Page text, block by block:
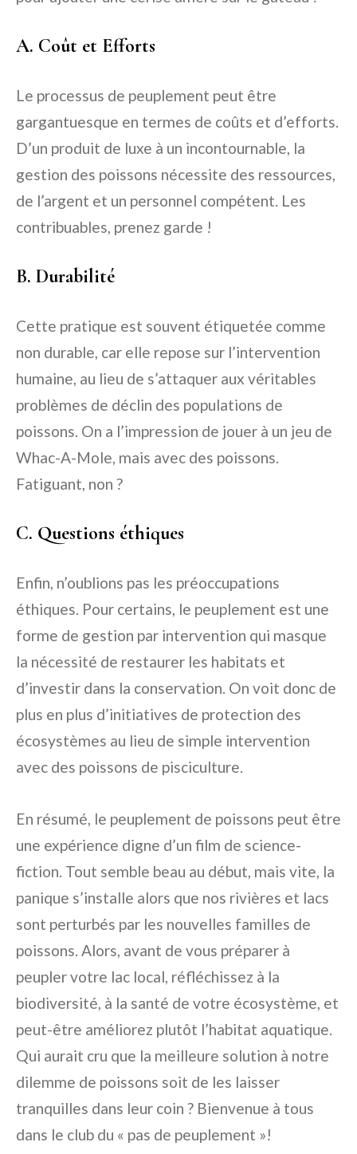
A. Coût et Efforts
Le processus de peuplement peut être
gargantuesque en termes de coûts et d’efforts.
D’un produit de luxe à un incontournable, la
gestion des poissons nécessite des ressources,
de l’argent et un personnel compétent. Les
contribuables, prenez garde !
B. Durabilité
Cette pratique est souvent étiquetée comme
non durable, car elle repose sur l’intervention
humaine, au lieu de s’attaquer aux véritables
problèmes de déclin des populations de
poissons. On a l’impression de jouer à un jeu de
Whac-A-Mole, mais avec des poissons.
Fatiguant, non ?
C. Questions éthiques
Enfin, n’oublions pas les préoccupations
éthiques. Pour certains, le peuplement est une
forme de gestion par intervention qui masque
la nécessité de restaurer les habitats et
d’investir dans la conservation. On voit donc de
plus en plus d’initiatives de protection des
écosystèmes au lieu de simple intervention
avec des poissons de pisciculture.
En résumé, le peuplement de poissons peut être
une expérience digne d’un film de science-
fiction. Tout semble beau au début, mais vite, la
panique s’installe alors que nos rivières et lacs
sont perturbés par les nouvelles familles de
poissons. Alors, avant de vous préparer à
peupler votre lac local, réfléchissez à la
biodiversité, à la santé de votre écosystème, et
peut-être améliorez plutôt l’habitat aquatique.
Qui aurait cru que la meilleure solution à notre
dilemme de poissons soit de les laisser
tranquilles dans leur coin ? Bienvenue à tous
dans le club du « pas de peuplement »!